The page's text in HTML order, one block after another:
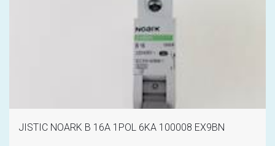
JISTIC NOARK B 16A 1POL 6KA 100008 EX9BN